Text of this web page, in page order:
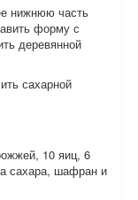
нижнюю часть
форму с
деревянной
сахарной
10 яиц, 6
сахара, шафран и